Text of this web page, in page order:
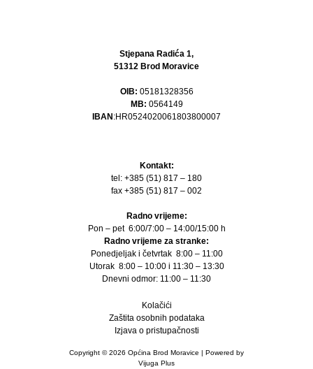
Stjepana Radića 1,
51312 Brod Moravice
OIB: 05181328356
MB: 0564149
IBAN:HR0524020061803800007
Kontakt:
tel: +385 (51) 817 – 180
fax +385 (51) 817 – 002
Radno vrijeme:
Pon – pet 6:00/7:00 – 14:00/15:00 h
Radno vrijeme za stranke:
Ponedjeljak i četvrtak 8:00 – 11:00
Utorak 8:00 – 10:00 i 11:30 – 13:30
Dnevni odmor: 11:00 – 11:30
Kolačići
Zaštita osobnih podataka
Izjava o pristupačnosti
Copyright © 2026 Općina Brod Moravice | Powered by
Vijuga Plus